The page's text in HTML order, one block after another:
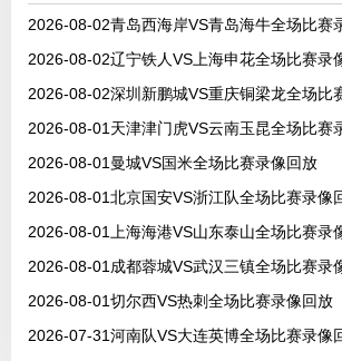
2026-08-02青岛西海岸VS青岛海牛全场比赛
2026-08-02辽宁铁人VS上海申花全场比赛录
2026-08-02深圳新鹏城VS重庆铜梁龙全场比
2026-08-01天津津门虎VS云南玉昆全场比赛
2026-08-01曼城VS国米全场比赛录像回放
2026-08-01北京国安VS浙江队全场比赛录像
2026-08-01上海海港VS山东泰山全场比赛录
2026-08-01成都蓉城VS武汉三镇全场比赛录
2026-08-01切尔西VS热刺全场比赛录像回放
2026-07-31河南队VS大连英博全场比赛录像